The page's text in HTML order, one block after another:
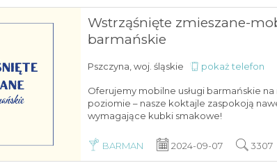
Wstrząśnięte zmieszane-
barmańskie
Pszczyna, woj. śląskie pokaż telefon
Oferujemy mobilne usługi barmańskie na
poziomie – nasze koktajle zaspokoją
wymagające kubki smakowe!
BARMAN 2024-09-07 3307